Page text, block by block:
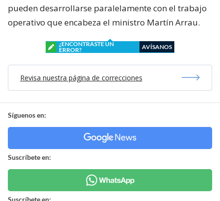
pueden desarrollarse paralelamente con el trabajo
operativo que encabeza el ministro Martín Arrau.
¿ENCONTRASTE UN
ERROR?
AVÍSANOS
Revisa nuestra página de correcciones
Síguenos en:
Suscríbete en:
Suscríbete en: